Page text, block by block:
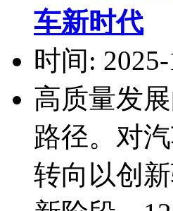
车新时代
时间:
高质量发
路径。对
转向以创